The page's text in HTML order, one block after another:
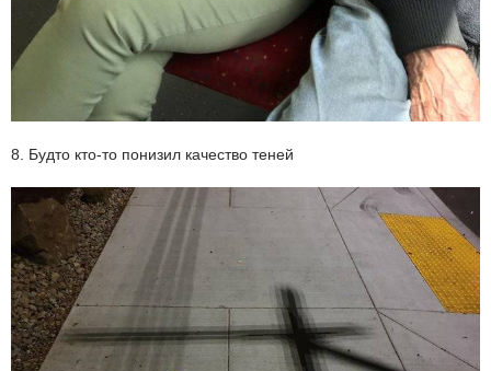
8. Будто кто-то понизил качество теней